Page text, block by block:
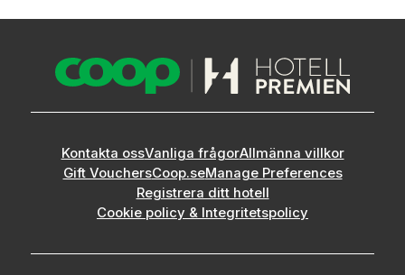
Kontakta ossVanliga frågorAllmänna villkor
Gift VouchersCoop.seManage Preferences
Registrera ditt hotell
Cookie policy & Integritetspolicy